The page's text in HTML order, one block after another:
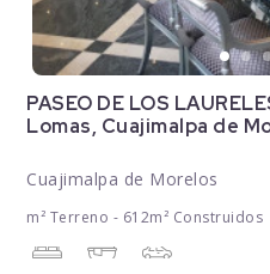
PASEO DE LOS
Lomas, Cuajimalpa de
Cuajimalpa de Morelos
m² Terreno - 612m² Construidos